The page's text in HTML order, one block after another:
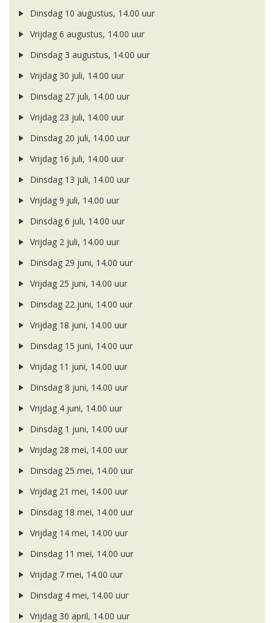
Dinsdag 10 augustus, 14.00 uur
Vrijdag 6 augustus, 14.00 uur
Dinsdag 3 augustus, 14.00 uur
Vrijdag 30 juli, 14.00 uur
Dinsdag 27 juli, 14.00 uur
Vrijdag 23 juli, 14.00 uur
Dinsdag 20 juli, 14.00 uur
Vrijdag 16 juli, 14.00 uur
Dinsdag 13 juli, 14.00 uur
Vrijdag 9 juli, 14.00 uur
Dinsdag 6 juli, 14.00 uur
Vrijdag 2 juli, 14.00 uur
Dinsdag 29 juni, 14.00 uur
Vrijdag 25 juni, 14.00 uur
Dinsdag 22 juni, 14.00 uur
Vrijdag 18 juni, 14.00 uur
Dinsdag 15 juni, 14.00 uur
Vrijdag 11 juni, 14.00 uur
Dinsdag 8 juni, 14.00 uur
Vrijdag 4 juni, 14.00 uur
Dinsdag 1 juni, 14.00 uur
Vrijdag 28 mei, 14.00 uur
Dinsdag 25 mei, 14.00 uur
Vrijdag 21 mei, 14.00 uur
Dinsdag 18 mei, 14.00 uur
Vrijdag 14 mei, 14.00 uur
Dinsdag 11 mei, 14.00 uur
Vrijdag 7 mei, 14.00 uur
Dinsdag 4 mei, 14.00 uur
Vrijdag 30 april, 14.00 uur